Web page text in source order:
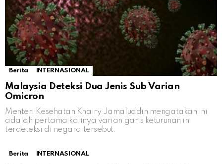
Berita INTERNASIONAL
Malaysia Deteksi Dua Jenis Sub Varian
Omicron
Menteri Kesehatan Khairy Jamaluddin mengatakan ini
adalah pertama kalinya varian garis keturunan ini
terdeteksi di negara tersebut.
Berita INTERNASIONAL